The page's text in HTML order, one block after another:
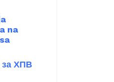
na
за ХПВ